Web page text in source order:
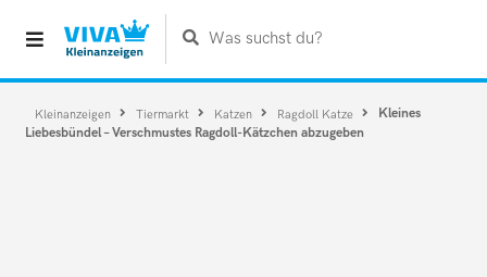
Was suchst du?
Kleinanzeigen Tiermarkt Katzen Ragdoll Katze
Kleines
Liebesbündel – Verschmustes Ragdoll-Kätzchen abzugeben